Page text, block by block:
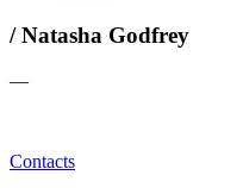
/ Natasha Godfrey
—
Contacts